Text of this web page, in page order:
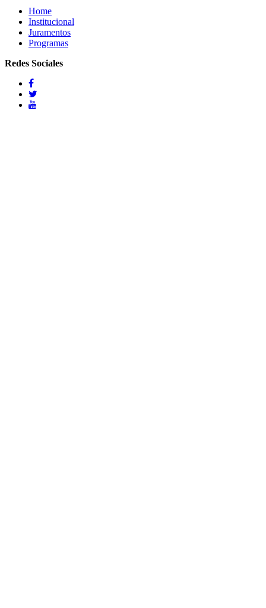
Home
Institucional
Juramentos
Programas
Redes Sociales